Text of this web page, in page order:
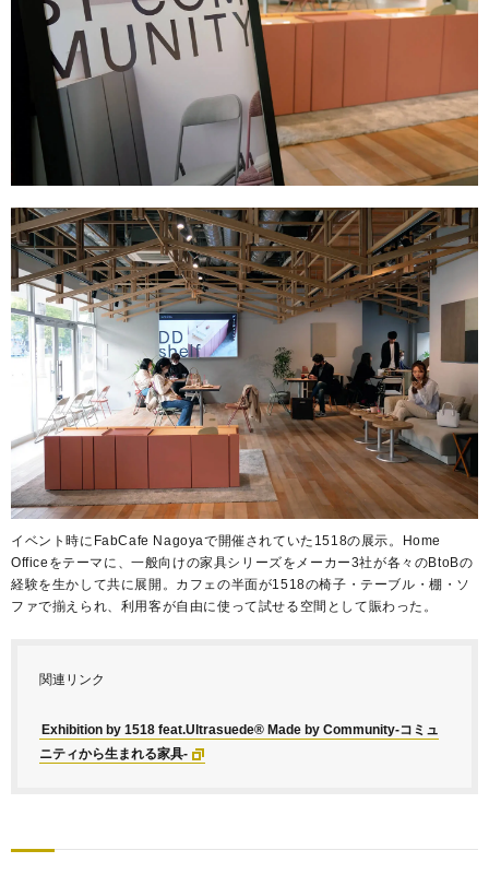
イベント時にFabCafe Nagoyaで開催されていた1518の展示。Home
Officeをテーマに、一般向けの家具シリーズをメーカー3社が各々のBtoBの
経験を生かして共に展開。カフェの半面が1518の椅子・テーブル・棚・ソ
ファで揃えられ、利用客が自由に使って試せる空間として賑わった。
関連リンク
Exhibition by 1518 feat.Ultrasuede® Made by Community-コミュ
ニティから生まれる家具-